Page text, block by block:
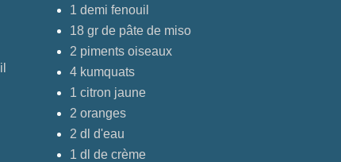
1 demi fenouil
18 gr de pâte de miso
2 piments oiseaux
4 kumquats
1 citron jaune
2 oranges
2 dl d'eau
1 dl de crème